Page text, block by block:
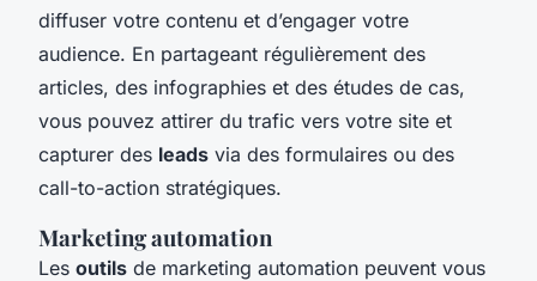
diffuser votre contenu et d’engager votre
audience. En partageant régulièrement des
articles, des infographies et des études de cas,
vous pouvez attirer du trafic vers votre site et
capturer des leads via des formulaires ou des
call-to-action stratégiques.
Marketing automation
Les outils de marketing automation peuvent vous